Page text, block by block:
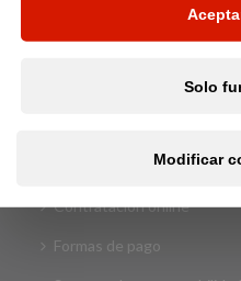
Solo
Modificar
campos obligatorios.
SOBRE 365SEG
Contratación online
Formas de pago